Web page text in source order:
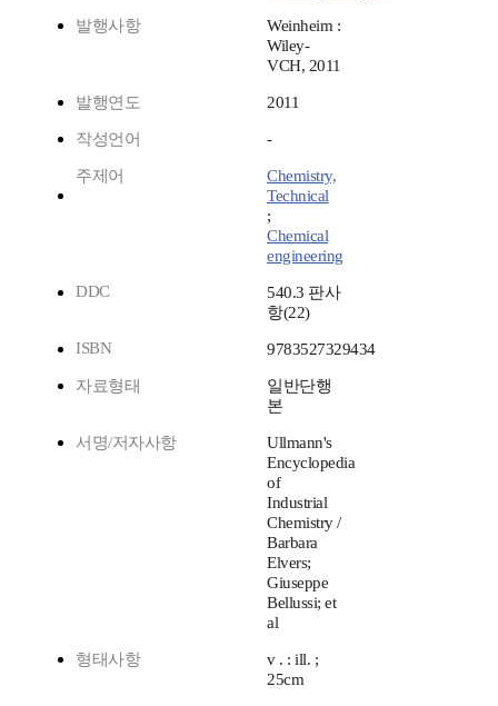
발행사항
Weinheim :
Wiley-
VCH, 2011
발행연도 2011
작성언어 -
주제어
Chemistry,
Technical
;
Chemical
engineering
DDC
540.3 판사
항(22)
ISBN
9783527329434
자료형태
일반단행
본
서명/저자사항
Ullmann's
Encyclopedia
of
Industrial
Chemistry /
Barbara
Elvers;
Giuseppe
Bellussi; et
al
형태사항
v . : ill. ;
25cm